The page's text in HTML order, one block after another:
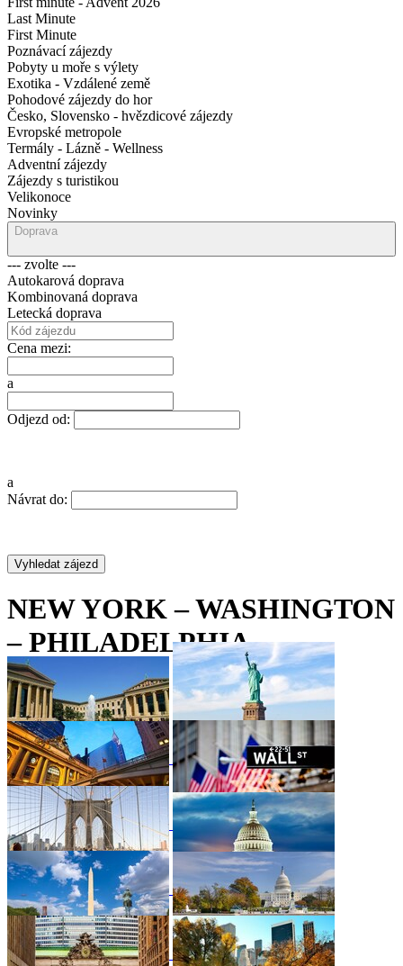
Last Minute
First Minute
Poznávací zájezdy
Pobyty u moře s výlety
Exotika - Vzdálené země
Pohodové zájezdy do hor
Česko, Slovensko - hvězdicové zájezdy
Evropské metropole
Termály - Lázně - Wellness
Adventní zájezdy
Zájezdy s turistikou
Velikonoce
Novinky
Doprava
--- zvolte ---
Autokarová doprava
Kombinovaná doprava
Letecká doprava
Cena mezi:
a
Odjezd od:
a
Návrat do:
NEW YORK – WASHINGTON
– PHILADELPHIA
••••••••••